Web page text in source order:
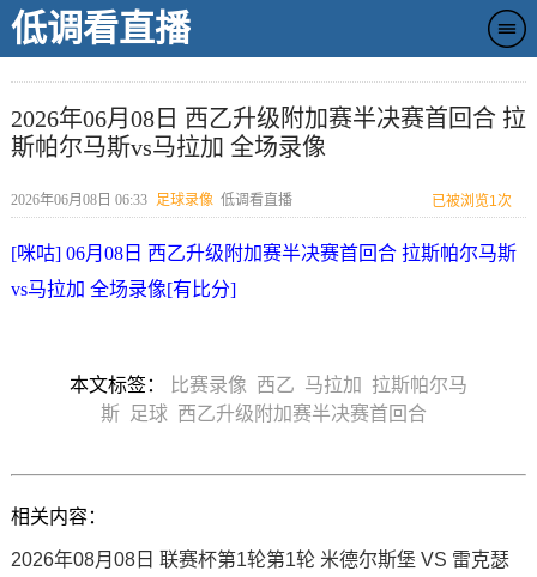
低调看直播
2026年06月08日 西乙升级附加赛半决赛首回合 拉
斯帕尔马斯vs马拉加 全场录像
2026年06月08日 06:33 足球录像 低调看直播 已被浏览1次
[咪咕] 06月08日 西乙升级附加赛半决赛首回合 拉斯帕尔马斯
vs马拉加 全场录像[有比分]
本文标签： 比赛录像 西乙 马拉加 拉斯帕尔马
斯 足球 西乙升级附加赛半决赛首回合
相关内容：
2026年08月08日 联赛杯第1轮第1轮 米德尔斯堡 VS 雷克瑟